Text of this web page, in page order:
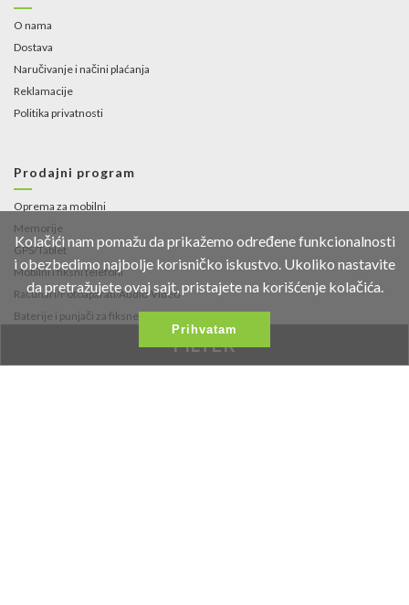
FILTER
O nama
Dostava
Naručivanje i načini plaćanja
Reklamacije
Politika privatnosti
Prodajni program
Oprema za mobilni
Memorije
GPS/Tablet
Mobilni i fiksni telefoni
Računari/Fotoaparati/Audio-Video
Baterije i punjači za fiksne telefone i
Kolačići nam pomažu da prikažemo određene funkcionalnosti
i obezbedimo najbolje korisničko iskustvo. Ukoliko nastavite
da pretražujete ovaj sajt, pristajete na korišćenje kolačića.
Prihvatam